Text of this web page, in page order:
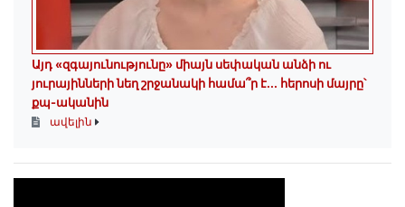
Այդ «զգայունությունը» միայն սեփական անձի ու
յուրայինների նեղ շրջանակի համա՞ր է․․․ հերոսի մայրը՝
քպ-ականին
ավելին